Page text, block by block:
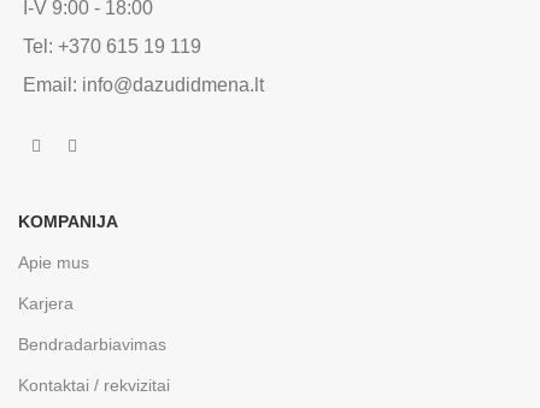
I-V 9:00 - 18:00
Tel: +370 615 19 119
Email: info@dazudidmena.lt
KOMPANIJA
Apie mus
Karjera
Bendradarbiavimas
Kontaktai / rekvizitai